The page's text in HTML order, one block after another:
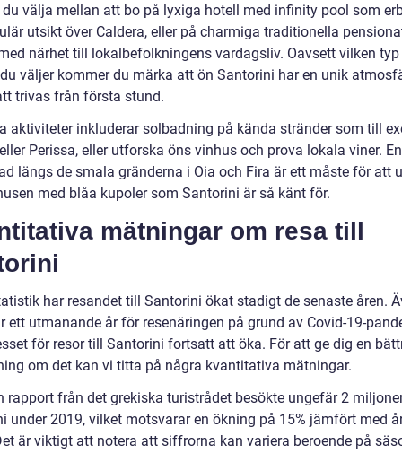
du välja mellan att bo på lyxiga hotell med infinity pool som
utsikt över Caldera, eller på charmiga traditionella
närhet till lokalbefolkningens vardagsliv. Oavsett vilken
väljer kommer du märka att ön Santorini har en unik
trivas från första stund.
aktiviteter inkluderar solbadning på kända stränder som till
Perissa, eller utforska öns vinhus och prova lokala viner. En
längs de smala gränderna i Oia och Fira är ett måste för att
med blåa kupoler som Santorini är så känt för.
mätningar om resa till
har resandet till Santorini ökat stadigt de senaste åren.
ett utmanande år för resenäringen på grund av Covid-19-
för resor till Santorini fortsatt att öka. För att ge dig en
om det kan vi titta på några kvantitativa mätningar.
rapport från det grekiska turistrådet besökte ungefär 2
under 2019, vilket motsvarar en ökning på 15% jämfört med
är viktigt att notera att siffrorna kan variera beroende på